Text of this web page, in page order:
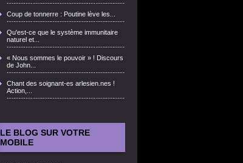
Coup de tonnerre : Poutine lève les...
Qu'est-ce que le système immunitaire
naturel et...
« Nous sommes le pouvoir » ! Discours
de John...
Chant des soignant-es arlesien.nes !
Action,...
LE BLOG SUR VOTRE
MOBILE